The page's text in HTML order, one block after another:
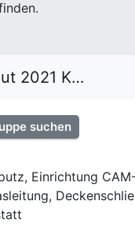
2021 KW06
suchen
Einrichtung